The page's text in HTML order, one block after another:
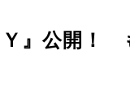
』公開！